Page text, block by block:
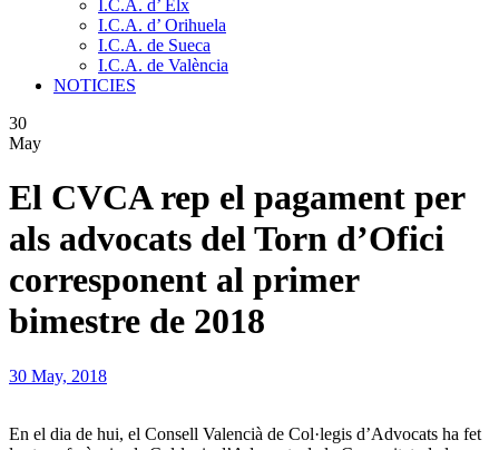
I.C.A. d’ Elx
I.C.A. d’ Orihuela
I.C.A. de Sueca
I.C.A. de València
NOTICIES
30
May
El CVCA rep el pagament per
als advocats del Torn d’Ofici
corresponent al primer
bimestre de 2018
30 May, 2018
En el dia de hui, el Consell Valencià de Col·legis d’Advocats ha fet